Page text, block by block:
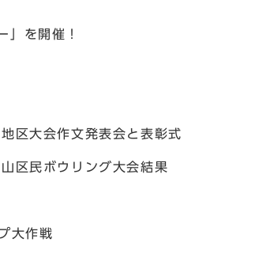
」を開催！
区大会作文発表会と表彰式
区民ボウリング大会結果
大作戦